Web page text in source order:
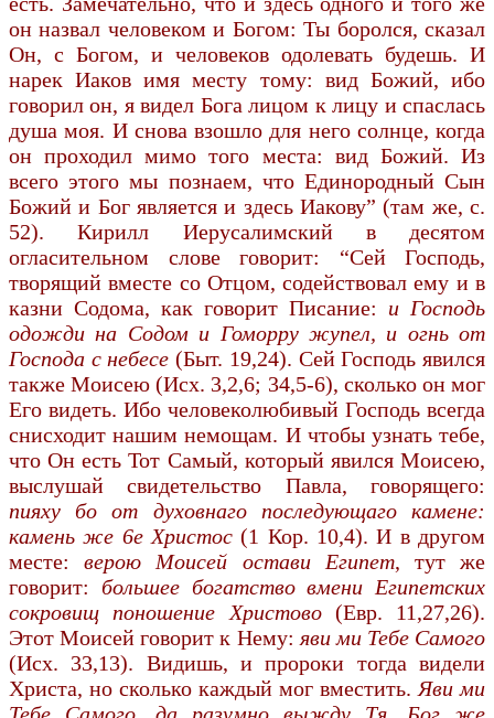
он назвал человеком и Богом: Ты боролся, сказал
Он, с Богом, и человеков одолевать будешь. И
нарек Иаков имя месту тому: вид Божий, ибо
говорил он, я видел Бога лицом к лицу и спаслась
душа моя. И снова взошло для него солнце, когда
он проходил мимо того места: вид Божий. Из
всего этого мы познаем, что Единородный Сын
Божий и Бог является и здесь Иакову” (там же, с.
52). Кирилл Иерусалимский в десятом
огласительном слове говорит: “Сей Господь,
творящий вместе со Отцом, содействовал ему и в
казни Содома, как говорит Писание: и Господь
одожди на Содом и Гоморру жупел, и огнь от
Господа с небесе (Быт. 19,24). Сей Господь явился
также Моисею (Исх. 3,2,6; 34,5-6), сколько он мог
Его видеть. Ибо человеколюбивый Господь всегда
снисходит нашим немощам. И чтобы узнать тебе,
что Он есть Тот Самый, который явился Моисею,
выслушай свидетельство Павла, говорящего:
пияху бо от духовнаго последующаго камене:
камень же 6е Христос(1 Кор. 10,4). И в другом
месте:верою Моисей остави Египет, тут же
говорит: большее богатство вмени Египетских
сокровищ поношение Христово(Евр. 11,27,26).
Этот Моисей говорит к Нему: яви ми Тебе Самого
(Исх. 33,13). Видишь, и пророки тогда видели
Христа, но сколько каждый мог вместить. Яви ми